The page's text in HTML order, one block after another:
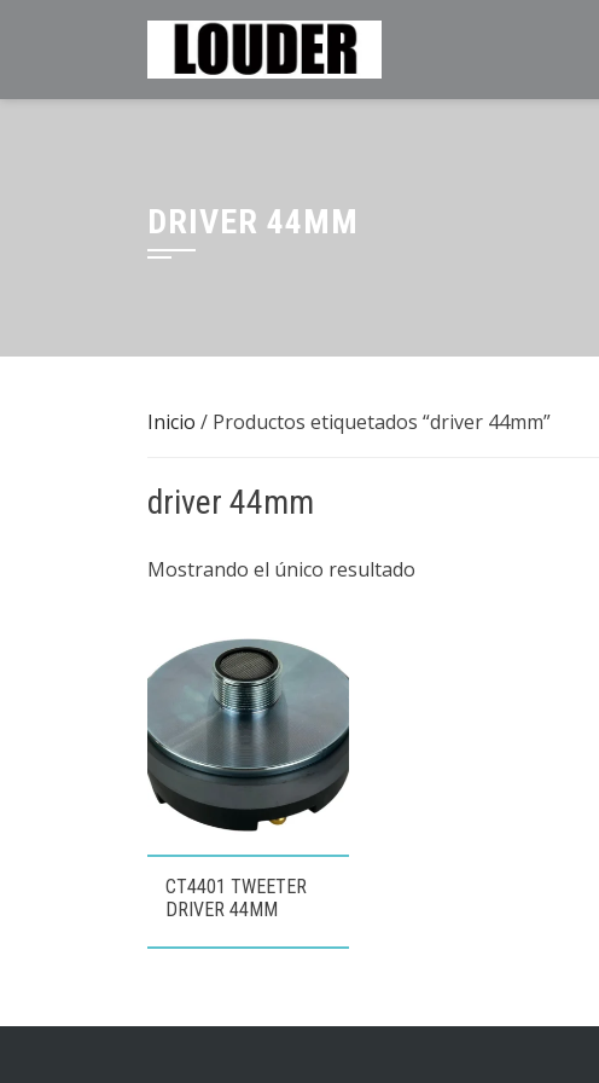
DRIVER 44MM
Inicio / Productos etiquetados “driver 44mm”
driver 44mm
Mostrando el único resultado
CT4401 TWEETER
DRIVER 44MM